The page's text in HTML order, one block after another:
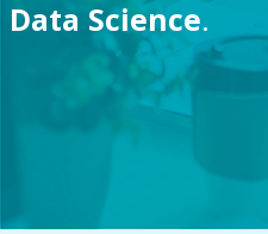
Data Science.